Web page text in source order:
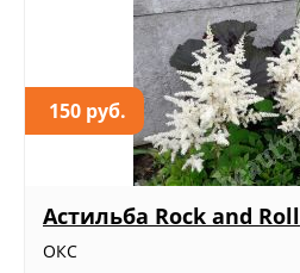
150 руб.
Астильба Rock and Roll
ОКС